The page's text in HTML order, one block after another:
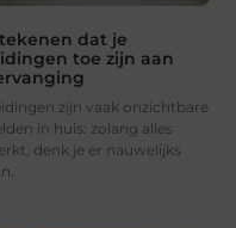
dat je
toe zijn aan
zijn vaak onzichtbare
in huis: zolang alles
denk je er nauwelijks